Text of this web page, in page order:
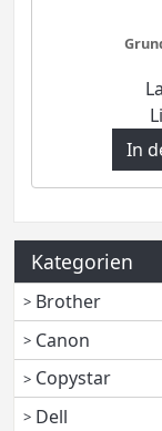
In
Kategorien
Brother
Canon
Copystar
Dell